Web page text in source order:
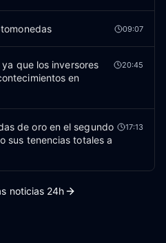
09:07
que los inversores
en
20:45
de oro en el segundo
sus tenencias totales a
17:13
noticias 24h